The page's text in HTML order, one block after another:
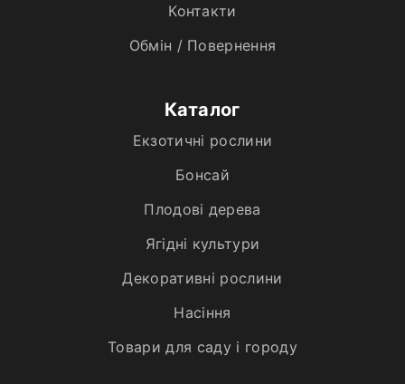
Контакти
Обмін / Повернення
Каталог
Екзотичні рослини
Бонсай
Плодові дерева
Ягідні культури
Декоративні рослини
Насіння
Товари для саду і городу